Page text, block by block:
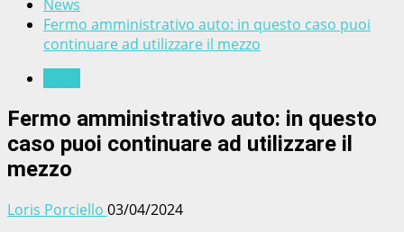
News
Fermo amministrativo auto: in questo caso puoi
continuare ad utilizzare il mezzo
Fermo amministrativo auto: in questo
caso puoi continuare ad utilizzare il
mezzo
Loris Porciello 03/04/2024